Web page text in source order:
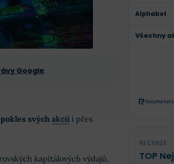
Google.
svýchakciíi přes
kapitálových výdajů,
Alphabet
Všechny
RECENZE
TOP